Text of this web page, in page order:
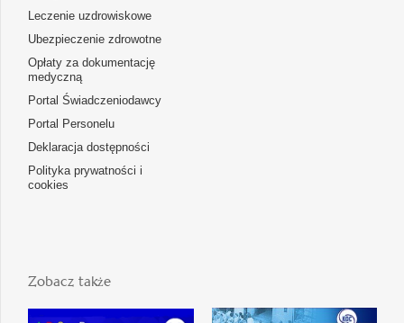
Leczenie uzdrowiskowe
Ubezpieczenie zdrowotne
Opłaty za dokumentację
medyczną
Portal Świadczeniodawcy
Portal Personelu
Deklaracja dostępności
Polityka prywatności i
cookies
Zobacz także